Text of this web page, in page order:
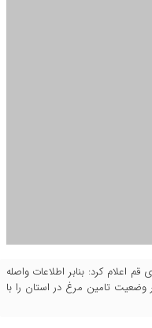
اعلام کرد: بنابر اطلاعات واصله
کرده اند و این امر وضعیت تامین مرغ در استان را با